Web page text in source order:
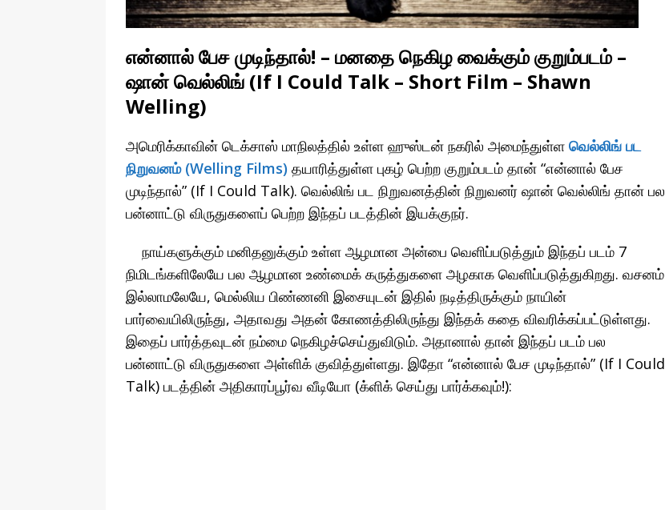
என்னால் பேச முடிந்தால்! – மனதை நெகிழ வைக்கும் குறும்படம் –
ஷான் வெல்லிங் (If I Could Talk – Short Film – Shawn
Welling)
அமெரிக்காவின் டெக்சாஸ் மாநிலத்தில் உள்ள ஹுஸ்டன் நகரில் அமைந்துள்ள வெல்லிங் பட
நிறுவனம் (Welling Films) தயாரித்துள்ள புகழ் பெற்ற குறும்படம் தான் “என்னால் பேச
முடிந்தால்” (If I Could Talk). வெல்லிங் பட நிறுவனத்தின் நிறுவனர் ஷான் வெல்லிங் தான் பல
பன்னாட்டு விருதுகளைப் பெற்ற இந்தப் படத்தின் இயக்குநர்.
நாய்களுக்கும் மனிதனுக்கும் உள்ள ஆழமான அன்பை வெளிப்படுத்தும் இந்தப் படம் 7
நிமிடங்களிலேயே பல ஆழமான உண்மைக் கருத்துகளை அழகாக வெளிப்படுத்துகிறது. வசனம்
இல்லாமலேயே, மெல்லிய பிண்ணனி இசையுடன் இதில் நடித்திருக்கும் நாயின்
பார்வையிலிருந்து, அதாவது அதன் கோணத்திலிருந்து இந்தக் கதை விவரிக்கப்பட்டுள்ளது.
இதைப் பார்த்தவுடன் நம்மை நெகிழச்செய்துவிடும். அதானால் தான் இந்தப் படம் பல
பன்னாட்டு விருதுகளை அள்ளிக் குவித்துள்ளது. இதோ “என்னால் பேச முடிந்தால்” (If I Could
Talk) படத்தின் அதிகாரப்பூர்வ வீடியோ (க்ளிக் செய்து பார்க்கவும்!):